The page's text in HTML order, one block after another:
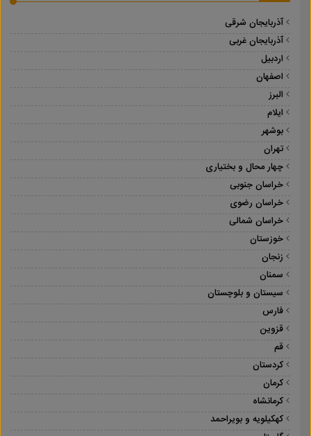
آذربایجان شرقی
آذربایجان غربی
اردبیل
اصفهان
البرز
ایلام
بوشهر
تهران
چهار محال و بختیاری
خراسان جنوبی
خراسان رضوی
خراسان شمالی
خوزستان
زنجان
سمنان
سیستان و بلوچستان
فارس
قزوین
قم
کردستان
کرمان
کرمانشاه
کهکیلویه و بویراحمد